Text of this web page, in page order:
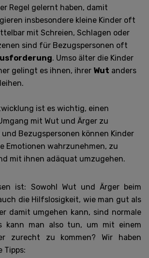
Regel gelernt haben, damit
insbesondere kleine Kinder oft
mit Schreien, Schlagen oder
sind für Bezugspersonen oft
. Umso älter die Kinder
gelingt es ihnen, ihrer Wut anders
ist es wichtig, einen
mit Wut und Ärger zu
Bezugspersonen können Kinder
Emotionen wahrzunehmen, zu
mit ihnen adäquat umzugehen.
ist: Sowohl Wut und Ärger beim
die Hilfslosigkeit, wie man gut als
damit umgehen kann, sind normale
kann man also tun, um mit einem
zurecht zu kommen? Wir haben
Tipps: